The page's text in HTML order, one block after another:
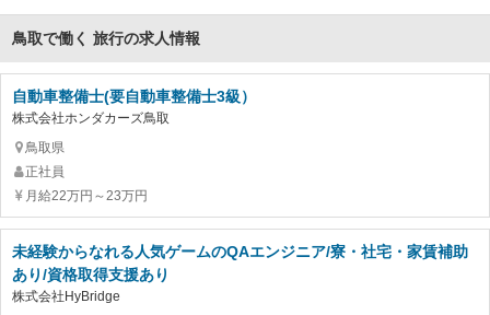
鳥取で働く 旅行の求人情報
自動車整備士(要自動車整備士3級）
株式会社ホンダカーズ鳥取
鳥取県
正社員
月給22万円～23万円
未経験からなれる人気ゲームのQAエンジニア/寮・社宅・家賃補助
あり/資格取得支援あり
株式会社HyBridge